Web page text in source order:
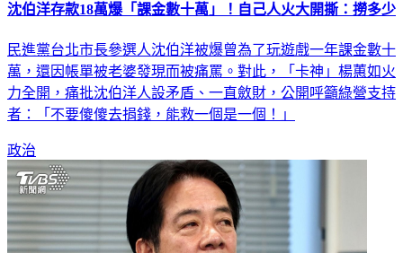
沈伯洋存款18萬爆「課金數十萬」！自己人火大開撕：撈多少
民進黨台北市長參選人沈伯洋被爆曾為了玩遊戲一年課金數十
萬，還因帳單被老婆發現而被痛罵。對此，「卡神」楊蕙如火
力全開，痛批沈伯洋人設矛盾、一直斂財，公開呼籲綠營支持
者：「不要傻傻去捐錢，能救一個是一個！」
政治